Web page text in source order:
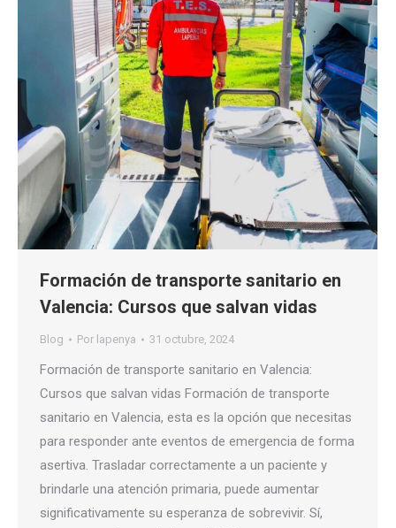
Formación de transporte sanitario en
Valencia: Cursos que salvan vidas
Blog Por lapenya 31 octubre, 2024
Formación de transporte sanitario en Valencia:
Cursos que salvan vidas Formación de transporte
sanitario en Valencia, esta es la opción que necesitas
para responder ante eventos de emergencia de forma
asertiva. Trasladar correctamente a un paciente y
brindarle una atención primaria, puede aumentar
significativamente su esperanza de sobrevivir. Sí,